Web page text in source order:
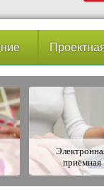
приёмная